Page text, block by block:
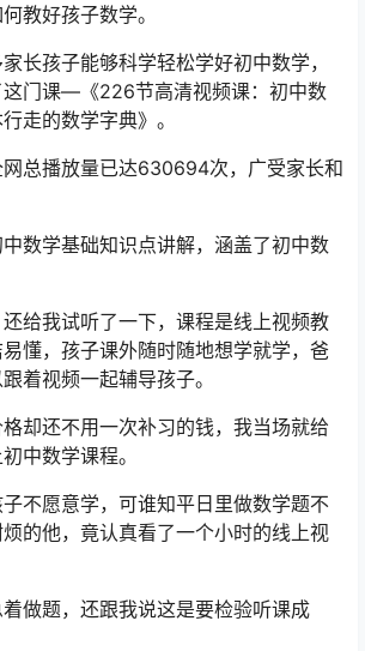
教好孩子数学。
长孩子能够科学轻松学好初中数学，
这门课—《226节高清视频课：初中数
走的数学字典》。
总播放量已达630694次，广受家长和
数学基础知识点讲解，涵盖了初中数
给我试听了一下，课程是线上视频教
懂，孩子课外随时随地想学就学，爸
着视频一起辅导孩子。
却还不用一次补习的钱，我当场就给
中数学课程。
不愿意学，可谁知平日里做数学题不
的他，竟认真看了一个小时的线上视
做题，还跟我说这是要检验听课成